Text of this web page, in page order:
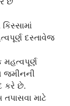
દસ્તાવેજ
જમીનની
કરે છે.
માટે